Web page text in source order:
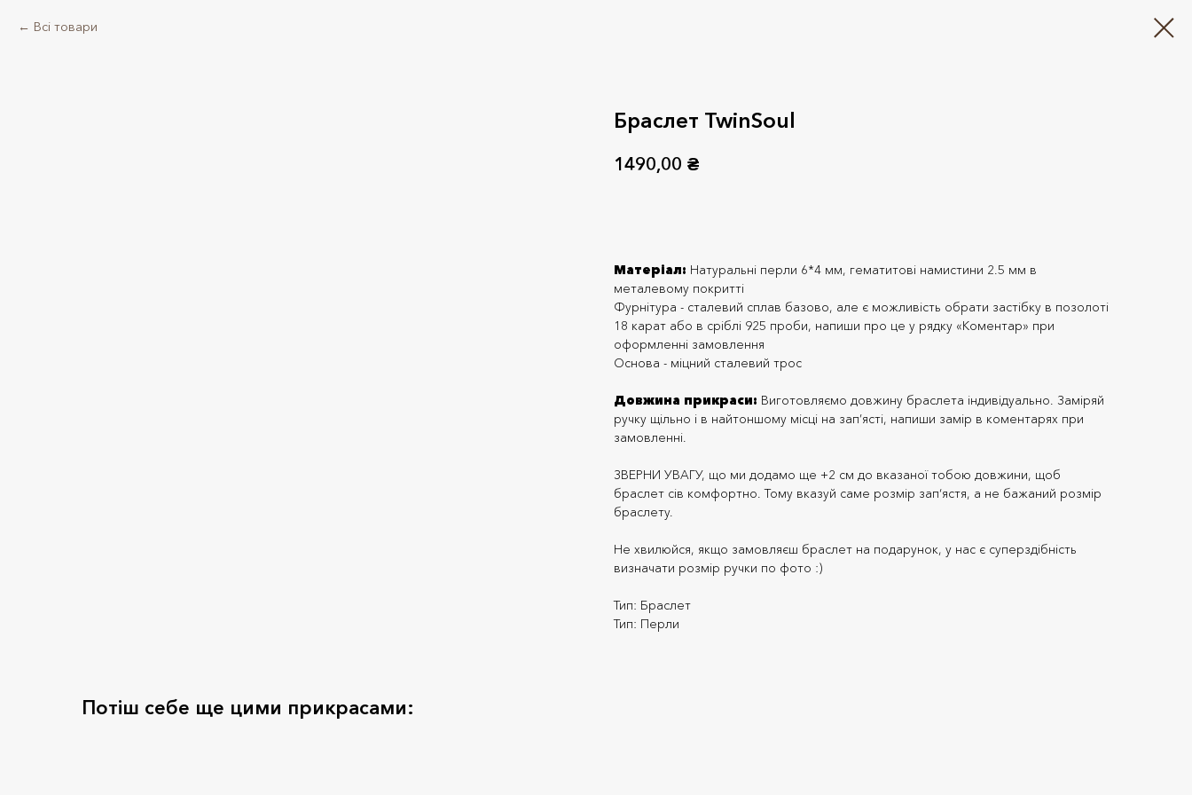
Всі товари
Браслет TwinSoul
1490,00 ₴
Матеріал: Натуральні перли 6*4 мм, гематитові намистини 2.5 мм в
металевому покритті
Фурнітура - сталевий сплав базово, але є можливість обрати застібку в позолоті
18 карат або в сріблі 925 проби, напиши про це у рядку «Коментар» при
оформленні замовлення
Основа - міцний сталевий трос
Довжина прикраси: Виготовляємо довжину браслета індивідуально. Заміряй
ручку щільно і в найтоншому місці на зап’ясті, напиши замір в коментарях при
замовленні.
ЗВЕРНИ УВАГУ, що ми додамо ще +2 см до вказаної тобою довжини, щоб
браслет сів комфортно. Тому вказуй саме розмір зап‘ястя, а не бажаний розмір
браслету.
Не хвилюйся, якщо замовляєш браслет на подарунок, у нас є суперздібність
визначати розмір ручки по фото :)
Тип: Браслет
Тип: Перли
Потіш себе ще цими прикрасами: